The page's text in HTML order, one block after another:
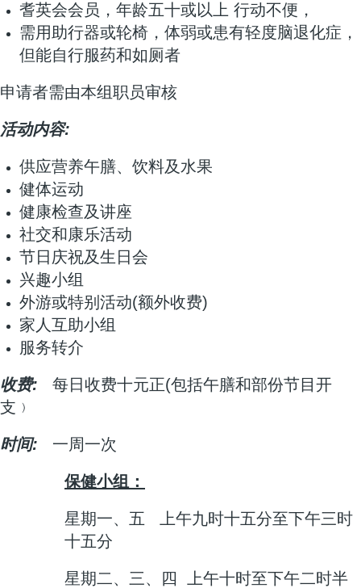
耆英会会员，年龄五十或以上 行动不便，
需用助行器或轮椅，体弱或患有轻度脑退化症，
但能自行服药和如厕者
申请者需由本组职员审核
活动内容:
供应营养午膳、饮料及水果
健体运动
健康检查及讲座
社交和康乐活动
节日庆祝及生日会
兴趣小组
外游或特别活动(额外收费)
家人互助小组
服务转介
收费:
每日收费十元正(包括午膳和部份节目开
支﹚
时间: 一周一次
保健小组：
星期一、五 上午九时十五分至下午三时
十五分
星期二、三、四 上午十时至下午二时半